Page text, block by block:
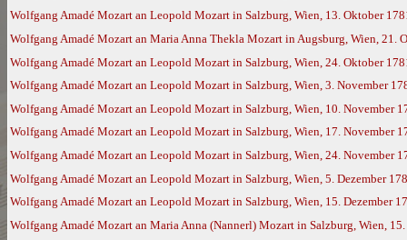
Wolfgang Amadé Mozart an Leopold Mozart in Salzburg, Wien, 13. Oktober
Wolfgang Amadé Mozart an Maria Anna Thekla Mozart in Augsburg, Wien, 21.
Wolfgang Amadé Mozart an Leopold Mozart in Salzburg, Wien, 24. Oktober
Wolfgang Amadé Mozart an Leopold Mozart in Salzburg, Wien, 3. November
Wolfgang Amadé Mozart an Leopold Mozart in Salzburg, Wien, 10. November
Wolfgang Amadé Mozart an Leopold Mozart in Salzburg, Wien, 17. November
Wolfgang Amadé Mozart an Leopold Mozart in Salzburg, Wien, 24. November
Wolfgang Amadé Mozart an Leopold Mozart in Salzburg, Wien, 5. Dezember
Wolfgang Amadé Mozart an Leopold Mozart in Salzburg, Wien, 15. Dezember
Wolfgang Amadé Mozart an Maria Anna (Nannerl) Mozart in Salzburg, Wien,